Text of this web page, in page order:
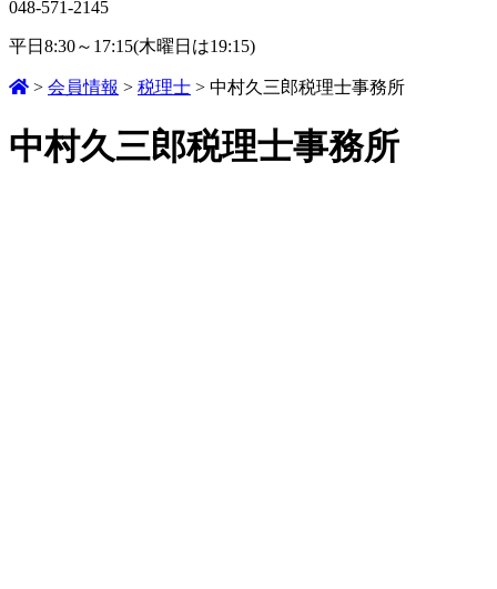
048-571-2145
平日8:30～17:15(木曜日は19:15)
> 会員情報 > 税理士 > 中村久三郎税理士事務所
中村久三郎税理士事務所